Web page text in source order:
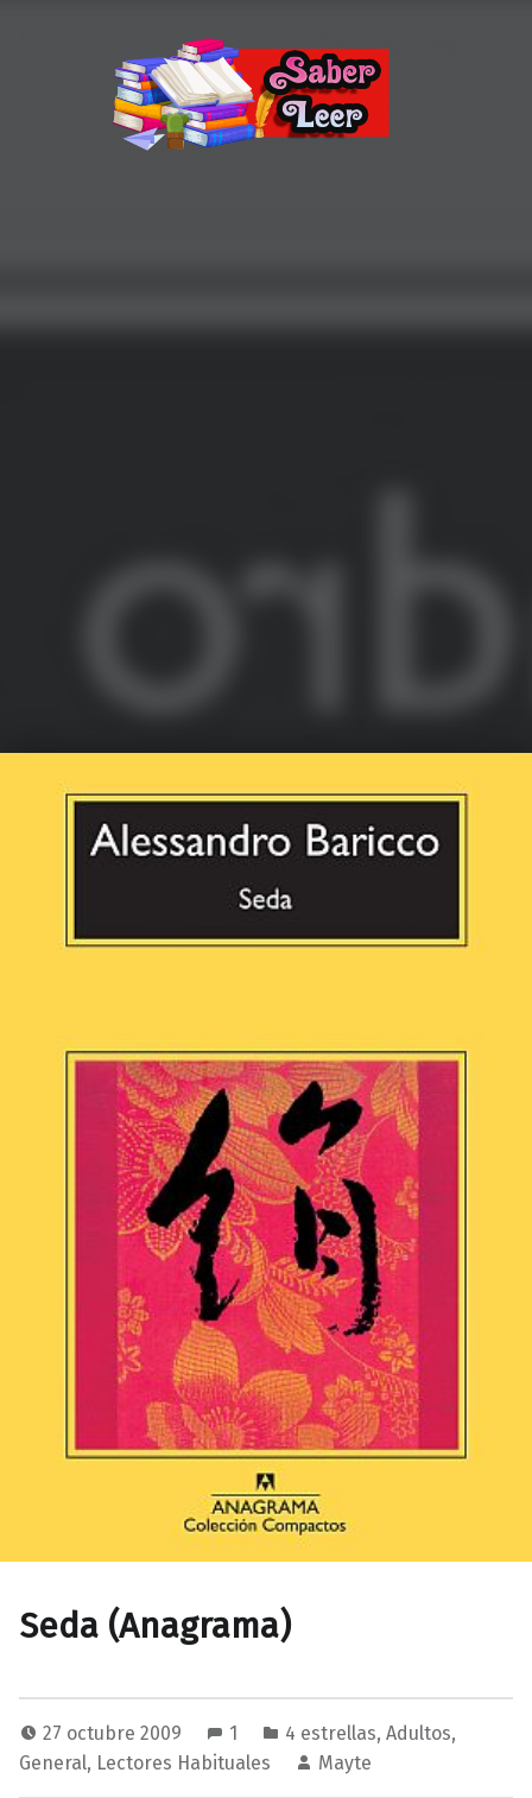
Seda (Anagrama)
27 octubre 2009 1 4 estrellas, Adultos,
General, Lectores Habituales Mayte